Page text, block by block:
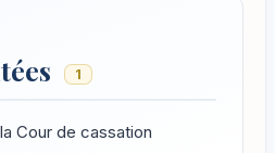
1
Cour de cassation